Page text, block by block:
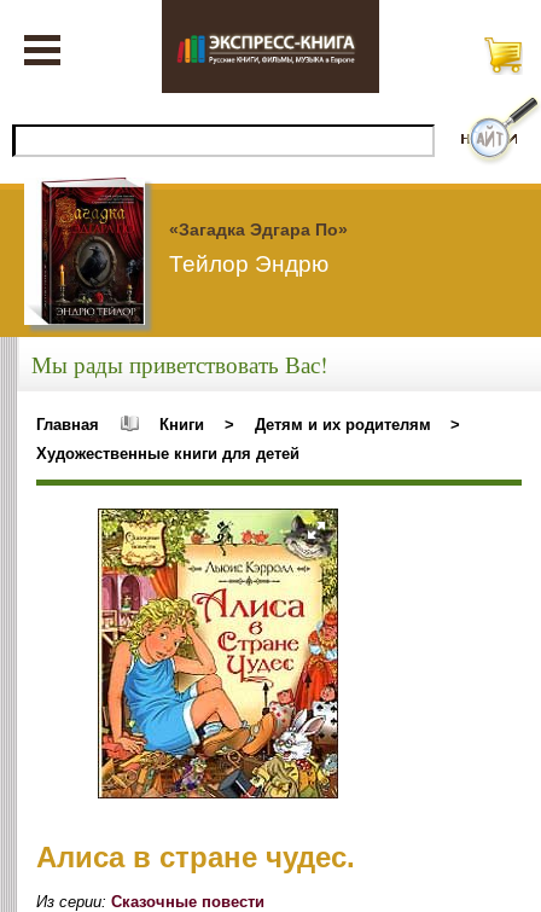
«Загадка Эдгара По»
Тейлор Эндрю
Мы рады приветствовать Вас!
Главная Книги > Детям и их родителям
>
Художественные книги для детей
Алиса в стране чудес.
Из серии:Сказочные повести